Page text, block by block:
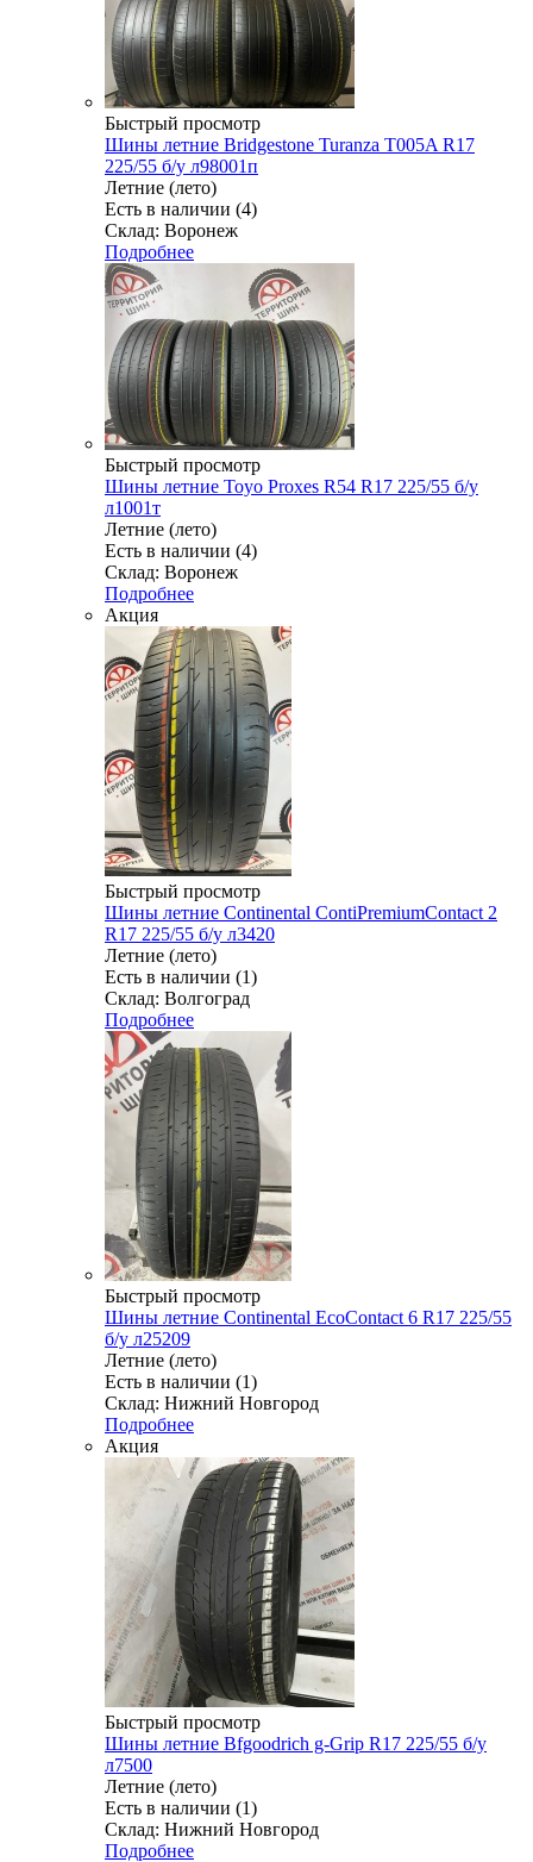
Быстрый просмотр
Шины летние Bridgestone Turanza T005A R17
225/55 б/у л98001п
Летние (лето)
Есть в наличии (4)
Склад: Воронеж
Подробнее
Быстрый просмотр
Шины летние Toyo Proxes R54 R17 225/55 б/у
л1001т
Летние (лето)
Есть в наличии (4)
Склад: Воронеж
Подробнее
Акция
Быстрый просмотр
Шины летние Continental ContiPremiumContact 2
R17 225/55 б/у л3420
Летние (лето)
Есть в наличии (1)
Склад: Волгоград
Подробнее
Быстрый просмотр
Шины летние Continental EcoContact 6 R17 225/55
б/у л25209
Летние (лето)
Есть в наличии (1)
Склад: Нижний Новгород
Подробнее
Акция
Быстрый просмотр
Шины летние Bfgoodrich g-Grip R17 225/55 б/у
л7500
Летние (лето)
Есть в наличии (1)
Склад: Нижний Новгород
Подробнее